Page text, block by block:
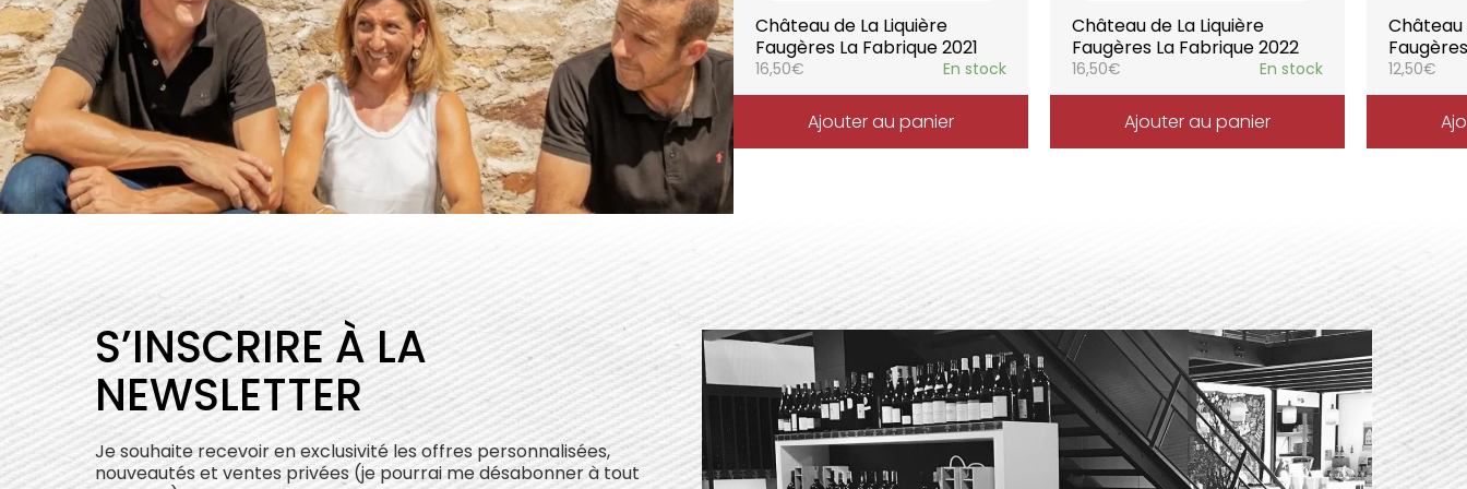
Château de La Liquière
Faugères La Fabrique 2021
16,50€ En stock
Ajouter au panier
Château de La Liquière
Faugères La Fabrique 2022
16,50€ En stock
Ajouter au panier
Château
12,50€
S’INSCRIRE À LA
NEWSLETTER
Je souhaite recevoir en exclusivité les offres personnalisées,
nouveautés et ventes privées (je pourrai me désabonner à tout